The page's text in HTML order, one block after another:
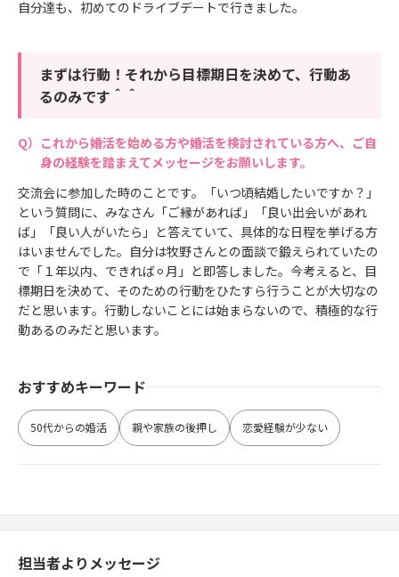
自分達も、初めてのドライブデートで行きました。
まずは行動！それから目標期日を決めて、行動あ
るのみです＾＾
これから婚活を始める方や婚活を検討されている方へ、ご自
身の経験を踏まえてメッセージをお願いします。
交流会に参加した時のことです。「いつ頃結婚したいですか？」
という質問に、みなさん「ご縁があれば」「良い出会いがあれ
ば」「良い人がいたら」と答えていて、具体的な日程を挙げる方
はいませんでした。自分は牧野さんとの面談で鍛えられていたの
で「１年以内、できれば⚪︎月」と即答しました。今考えると、目
標期日を決めて、そのための行動をひたすら行うことが大切なの
だと思います。行動しないことには始まらないので、積極的な行
動あるのみだと思います。
おすすめキーワード
50代からの婚活 親や家族の後押し 恋愛経験が少ない
担当者よりメッセージ